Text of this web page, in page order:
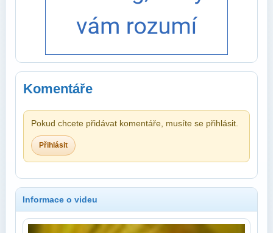
Komentáře
Pokud chcete přidávat komentáře, musíte se přihlásit.
Přihlásit
Informace o videu